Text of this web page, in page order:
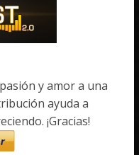
y amor a una
ayuda a
¡Gracias!